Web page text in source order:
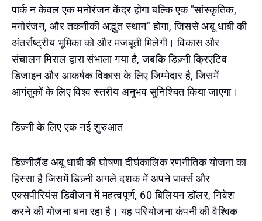
पार्क न केवल एक मनोरंजन केंद्र होगा बल्कि एक "सांस्कृतिक,
मनोरंजन, और तकनीकी अद्भुत स्थान" होगा, जिससे अबू धाबी की
अंतर्राष्ट्रीय भूमिका को और मजबूती मिलेगी। विकास और
संचालन मिराल द्वारा संभाला गया है, जबकि डिज़्नी क्रिएटिव
डिजाइन और आकर्षक विकास के लिए जिम्मेदार है, जिसमें
आगंतुकों के लिए विश्व स्तरीय अनुभव सुनिश्चित किया जाएगा।
डिज़्नी के लिए एक नई शुरुआत
डिज़्नीलैंड अबू धाबी की घोषणा दीर्घकालिक रणनीतिक योजना का
हिस्सा है जिसमें डिज़्नी अगले दशक में अपने पार्क्स और
एक्सपीरियंस डिवीजन में महत्वपूर्ण, 60 बिलियन डॉलर, निवेश
करने की योजना बना रहा है। यह परियोजना कंपनी की वैश्विक